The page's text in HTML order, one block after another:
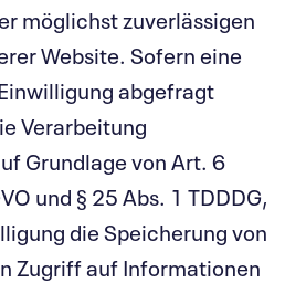
möglichst zuverlässigen
Website. Sofern eine
abgefragt
Verarbeitung
Grundlage von Art. 6
und § 25 Abs. 1 TDDDG,
die Speicherung von
Zugriff auf Informationen